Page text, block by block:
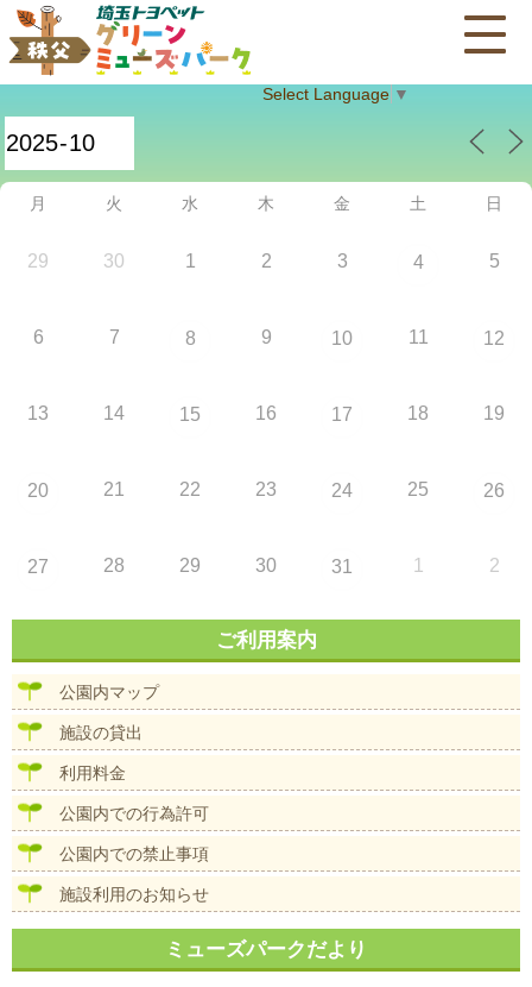
Select Language ▼
月 火 水 木 金 土 日
29 30 1 2 3 4 5
6 7 8 9 10 11 12
13 14 15 16 17 18 19
20 21 22 23 24 25 26
27 28 29 30 31 1 2
ご利用案内
公園内マップ
施設の貸出
利用料金
公園内での行為許可
公園内での禁止事項
施設利用のお知らせ
ミューズパークだより